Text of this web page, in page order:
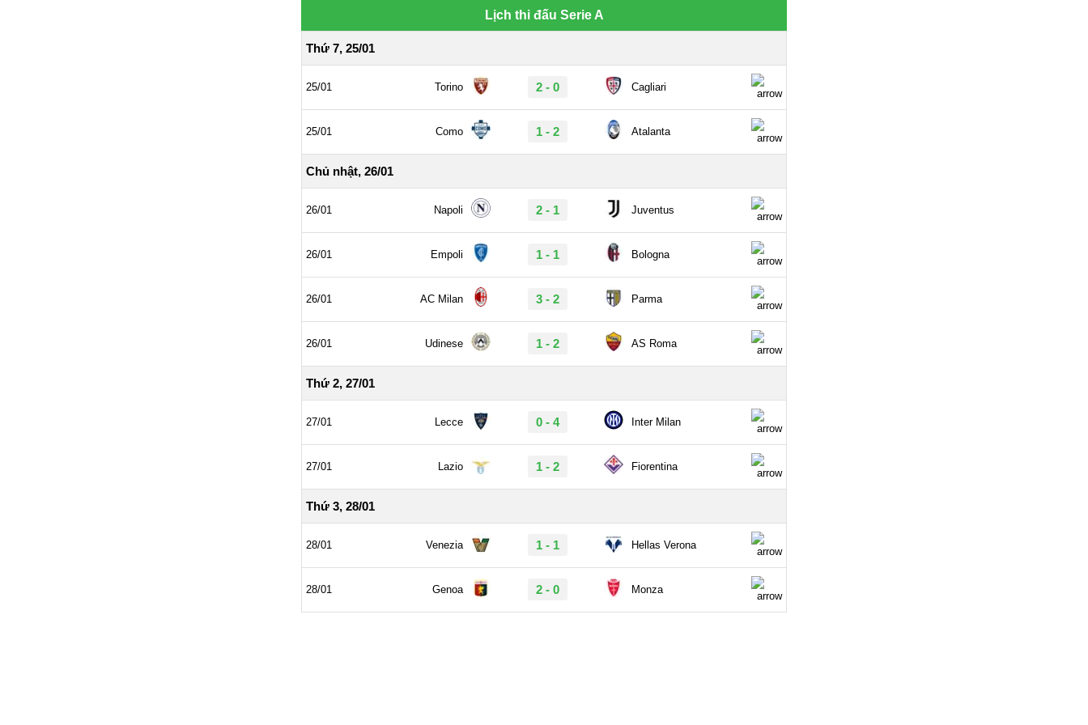
Lịch thi đấu Serie A
Thứ 7, 25/01
25/01 Torino 2 - 0 Cagliari
25/01 Como 1 - 2 Atalanta
Chủ nhật, 26/01
26/01 Napoli 2 - 1 Juventus
26/01 Empoli 1 - 1 Bologna
26/01 AC Milan 3 - 2 Parma
26/01 Udinese 1 - 2 AS Roma
Thứ 2, 27/01
27/01 Lecce 0 - 4 Inter Milan
27/01 Lazio 1 - 2 Fiorentina
Thứ 3, 28/01
28/01 Venezia 1 - 1 Hellas Verona
28/01 Genoa 2 - 0 Monza